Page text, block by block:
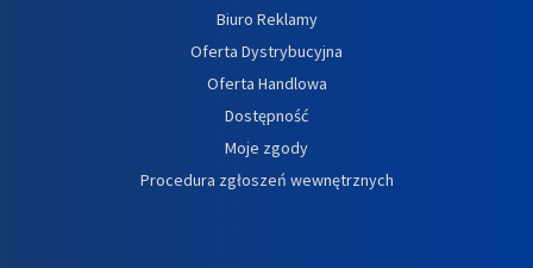
Biuro Reklamy
Oferta Dystrybucyjna
Oferta Handlowa
Dostępność
Moje zgody
Procedura zgłoszeń wewnętrznych